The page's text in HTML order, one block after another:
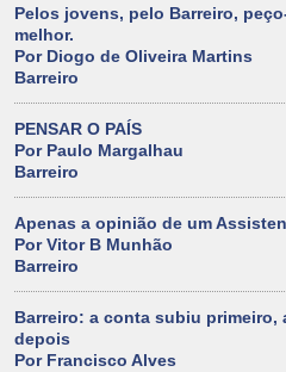
Pelos jovens, pelo Barreiro,
melhor.
Por Diogo de Oliveira Martins
Barreiro
PENSAR O PAÍS
Por Paulo Margalhau
Barreiro
Apenas a opinião de um
Por Vitor B Munhão
Barreiro
Barreiro: a conta subiu primeiro,
depois
Por Francisco Alves